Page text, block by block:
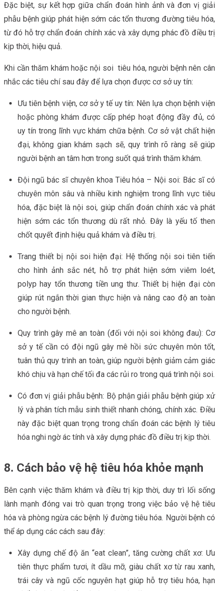
Đặc biệt, sự kết hợp giữa chẩn đoán hình ảnh và đơn vị giải
phẫu bệnh giúp phát hiện sớm các tổn thương đường tiêu hóa,
từ đó hỗ trợ chẩn đoán chính xác và xây dựng phác đồ điều trị
kịp thời, hiệu quả.
Khi cần thăm khám hoặc nội soi tiêu hóa, người bệnh nên cân
nhắc các tiêu chí sau đây để lựa chọn được cơ sở uy tín:
Ưu tiên bệnh viện, cơ sở y tế uy tín: Nên lựa chọn bệnh viện
hoặc phòng khám được cấp phép hoạt động đầy đủ, có
uy tín trong lĩnh vực khám chữa bệnh. Cơ sở vật chất hiện
đại, không gian khám sạch sẽ, quy trình rõ ràng sẽ giúp
người bệnh an tâm hơn trong suốt quá trình thăm khám.
Đội ngũ bác sĩ chuyên khoa Tiêu hóa – Nội soi: Bác sĩ có
chuyên môn sâu và nhiều kinh nghiệm trong lĩnh vực tiêu
hóa, đặc biệt là nội soi, giúp chẩn đoán chính xác và phát
hiện sớm các tổn thương dù rất nhỏ. Đây là yếu tố then
chốt quyết định hiệu quả khám và điều trị.
Trang thiết bị nội soi hiện đại: Hệ thống nội soi tiên tiến
cho hình ảnh sắc nét, hỗ trợ phát hiện sớm viêm loét,
polyp hay tổn thương tiền ung thư. Thiết bị hiện đại còn
giúp rút ngắn thời gian thực hiện và nâng cao độ an toàn
cho người bệnh.
Quy trình gây mê an toàn (đối với nội soi không đau): Cơ
sở y tế cần có đội ngũ gây mê hồi sức chuyên môn tốt,
tuân thủ quy trình an toàn, giúp người bệnh giảm cảm giác
khó chịu và hạn chế tối đa các rủi ro trong quá trình nội soi.
Có đơn vị giải phẫu bệnh: Bộ phận giải phẫu bệnh giúp xử
lý và phân tích mẫu sinh thiết nhanh chóng, chính xác. Điều
này đặc biệt quan trọng trong chẩn đoán các bệnh lý tiêu
hóa nghi ngờ ác tính và xây dựng phác đồ điều trị kịp thời.
8. Cách bảo vệ hệ tiêu hóa khỏe mạnh
Bên cạnh việc thăm khám và điều trị kịp thời, duy trì lối sống
lành mạnh đóng vai trò quan trọng trong việc bảo vệ hệ tiêu
hóa và phòng ngừa các bệnh lý đường tiêu hóa. Người bệnh có
thể áp dụng các cách sau đây:
Xây dựng chế độ ăn “eat clean”, tăng cường chất xơ: Ưu
tiên thực phẩm tươi, ít dầu mỡ, giàu chất xơ từ rau xanh,
trái cây và ngũ cốc nguyên hạt giúp hỗ trợ tiêu hóa, hạn